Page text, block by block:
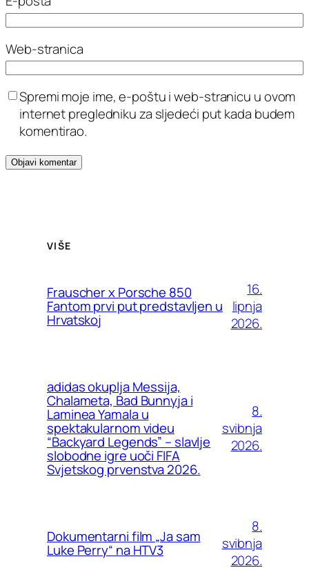
Web-stranica
Spremi moje ime, e-poštu i web-stranicu u ovom
internet pregledniku za sljedeći put kada budem
komentirao.
VIŠE
Frauscher x Porsche 850
Fantom prvi put predstavljen u
Hrvatskoj
16.
lipnja
2026.
adidas okuplja Messija,
Chalameta, Bad Bunnyja i
Laminea Yamala u
spektakularnom videu
“Backyard Legends” – slavlje
slobodne igre uoči FIFA
Svjetskog prvenstva 2026.
8.
svibnja
2026.
Dokumentarni film „Ja sam
Luke Perry“ na HTV3
8.
svibnja
2026.